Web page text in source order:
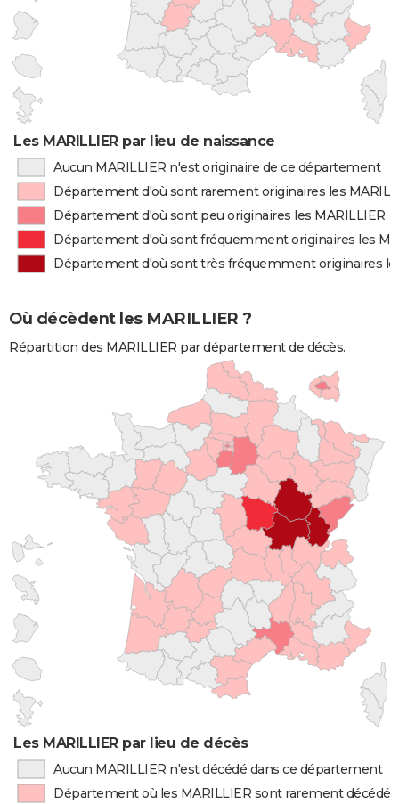
Les MARILLIER par lieu de naissance
Aucun MARILLIER n'est originaire de ce département
Département d'où sont rarement originaires les
Département d'où sont peu originaires les MARILLIER
Département d'où sont fréquemment originaires les
Département d'où sont très fréquemment originaires
Où décèdent les MARILLIER ?
Répartition des MARILLIER par département de décès.
Les MARILLIER par lieu de décès
Aucun MARILLIER n'est décédé dans ce département
Département où les MARILLIER sont rarement décédés